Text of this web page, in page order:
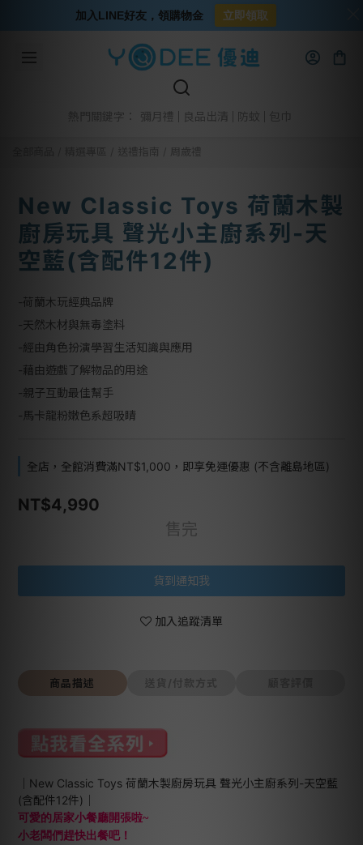
熱門關鍵字： 彌月禮 良品出清 防蚊
送禮指南 周歲禮
New Classic Toys 荷蘭木製
廚房玩具 聲光小主廚系列-天
空藍(含配件12件)
-荷蘭木玩經典品牌
-天然木材與無毒塗料
-經由角色扮演學習生活知識與應用
-藉由遊戲了解物品的用途
-親子互動最佳幫手
-馬卡龍粉嫩色系超吸睛
全店，全館消費滿NT$1,000，即享免運優惠 (不含離島地區)
NT$4,990
售完
貨到通知我
加入追蹤清單
商品描述
｜New Classic Toys 荷蘭木製廚房玩具 聲光小主廚系列-天空藍
(含配件12件)｜
可愛的居家小餐廳開張啦~
小老闆們趕快出餐吧！
加入LINE好友，領購物金 立即領取